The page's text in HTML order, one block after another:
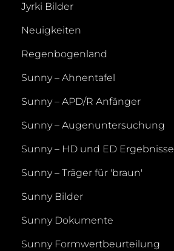
Jyrki Bilder
Neuigkeiten
Regenbogenland
Sunny – Ahnentafel
Sunny – APD/R Anfänger
Sunny – Augenuntersuchung
Sunny – HD und ED Ergebnisse
Sunny – Träger für 'braun'
Sunny Bilder
Sunny Dokumente
Sunny Formwertbeurteilung